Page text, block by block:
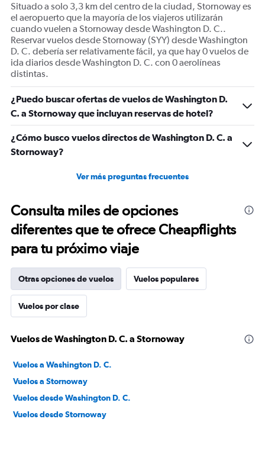
Situado a solo 3,3 km del centro de la ciudad, Stornoway es
el aeropuerto que la mayoría de los viajeros utilizarán
cuando vuelen a Stornoway desde Washington D. C..
Reservar vuelos desde Stornoway (SYY) desde Washington
D. C. debería ser relativamente fácil, ya que hay 0 vuelos de
ida diarios desde Washington D. C. con 0 aerolíneas
distintas.
¿Puedo buscar ofertas de vuelos de Washington D.
C. a Stornoway que incluyan reservas de hotel?
¿Cómo busco vuelos directos de Washington D. C. a
Stornoway?
Ver más preguntas frecuentes
Consulta miles de opciones
diferentes que te ofrece Cheapflights
para tu próximo viaje
Otras opciones de vuelos Vuelos populares
Vuelos por clase
Vuelos de Washington D. C. a Stornoway
Vuelos a Washington D. C.
Vuelos a Stornoway
Vuelos desde Washington D. C.
Vuelos desde Stornoway